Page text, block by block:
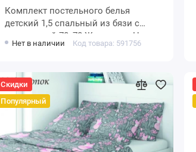
Комплект постельного белья
детский 1,5 спальный из бязи с
наволочкой 70х70 Животные Ночь
Нежна
Нет в наличии Код товара: 591756
Скидки
Популярный